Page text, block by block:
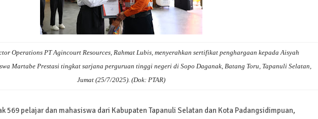
Operations PT Agincourt Resources, Rahmat Lubis, menyerahkan sertifikat penghargaan kepada Aisyah
Martabe Prestasi tingkat sarjana perguruan tinggi negeri di Sopo Daganak, Batang Toru, Tapanuli Selatan,
Jumat (25/7/2025). (Dok: PTAR)
569 pelajar dan mahasiswa dari Kabupaten Tapanuli Selatan dan Kota Padangsidimpuan,